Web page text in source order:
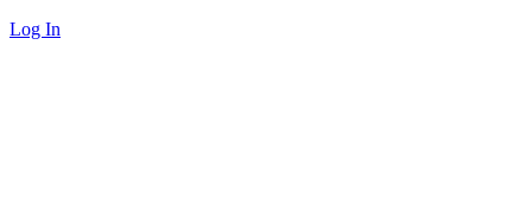
Log In